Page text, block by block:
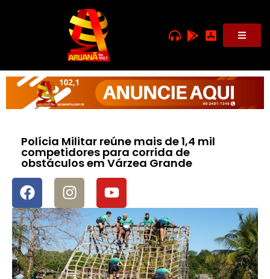
Polícia Militar reúne mais de 1,4 mil
competidores para corrida de
obstáculos em Várzea Grande